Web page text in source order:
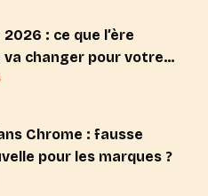
2026 : ce que l’ère
changer pour votre
marque
Chrome : fausse
pour les marques ?